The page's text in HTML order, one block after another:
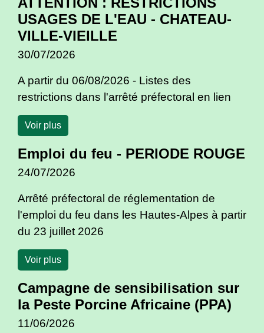
USAGES DE L'EAU - CHATEAU-
VILLE-VIEILLE
30/07/2026
A partir du 06/08/2026 - Listes des
restrictions dans l'arrêté préfectoral en lien
Voir plus
Emploi du feu - PERIODE ROUGE
24/07/2026
Arrêté préfectoral de réglementation de
l'emploi du feu dans les Hautes-Alpes à partir
du 23 juillet 2026
Voir plus
Campagne de sensibilisation sur
la Peste Porcine Africaine (PPA)
11/06/2026